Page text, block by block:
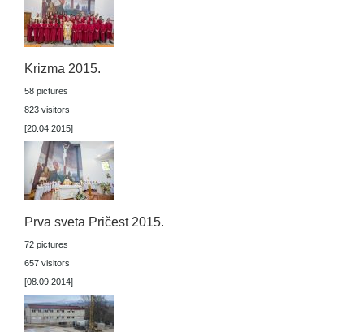
Krizma 2015.
58 pictures
823 visitors
[20.04.2015]
Prva sveta Pričest 2015.
72 pictures
657 visitors
[08.09.2014]